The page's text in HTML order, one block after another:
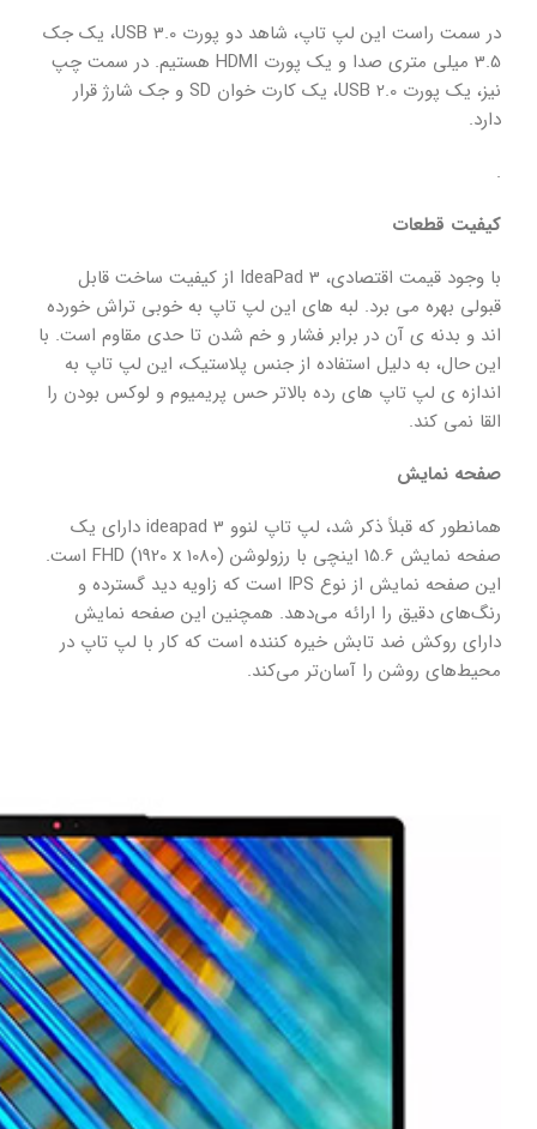
در سمت راست این لپ تاپ، شاهد دو پورت USB 3.0، یک جک
3.5 میلی متری صدا و یک پورت HDMI هستیم. در سمت چپ
نیز، یک پورت USB 2.0، یک کارت خوان SD و جک شارژ قرار
دارد.
.
کیفیت قطعات
با وجود قیمت اقتصادی، IdeaPad 3 از کیفیت ساخت قابل
قبولی بهره می برد. لبه های این لپ تاپ به خوبی تراش خورده
اند و بدنه ی آن در برابر فشار و خم شدن تا حدی مقاوم است. با
این حال، به دلیل استفاده از جنس پلاستیک، این لپ تاپ به
اندازه ی لپ تاپ های رده بالاتر حس پریمیوم و لوکس بودن را
القا نمی کند.
صفحه نمایش
همانطور که قبلاً ذکر شد، لپ تاپ لنوو ideapad 3 دارای یک
صفحه نمایش 15.6 اینچی با رزولوشن FHD (1920 x 1080) است.
این صفحه نمایش از نوع IPS است که زاویه دید گسترده و
رنگ‌های دقیق را ارائه می‌دهد. همچنین این صفحه نمایش
دارای روکش ضد تابش خیره کننده است که کار با لپ تاپ در
محیط‌های روشن را آسان‌تر می‌کند.